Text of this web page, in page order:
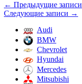
← Предыдущие записи
Следующие записи →
Audi
BMW
Chevrolet
Hyundai
Mercedes
Mitsubishi